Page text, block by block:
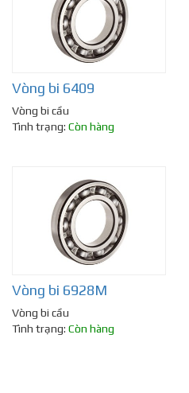
Vòng bi 6409
Vòng bi cầu
Tình trạng: Còn hàng
Vòng bi 6928M
Vòng bi cầu
Tình trạng: Còn hàng